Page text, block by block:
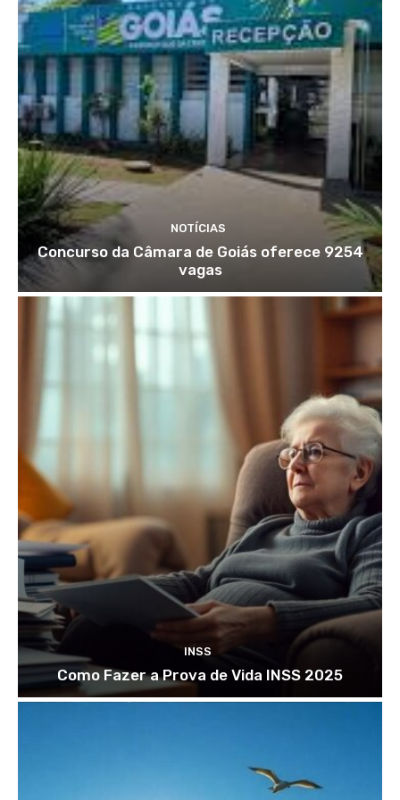
NOTÍCIAS
Concurso da Câmara de Goiás oferece 9254
vagas
INSS
Como Fazer a Prova de Vida INSS 2025